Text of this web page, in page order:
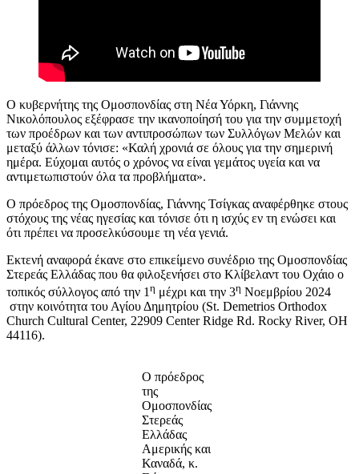
Ο κυβερνήτης της Ομοσπονδίας στη Νέα Υόρκη, Γιάννης
Νικολόπουλος εξέφρασε την ικανοποίησή του για την συμμετοχή
των προέδρων και των αντιπροσώπων των Συλλόγων Μελών και
μεταξύ άλλων τόνισε: «Καλή χρονιά σε όλους για την σημερινή
ημέρα. Εύχομαι αυτός ο χρόνος να είναι γεμάτος υγεία και να
αντιμετωπιστούν όλα τα προβλήματα».
Ο πρόεδρος της Ομοσπονδίας, Γιάννης Τσίγκας αναφέρθηκε στους
στόχους της νέας ηγεσίας και τόνισε ότι η ισχύς εν τη ενώσει και
ότι πρέπει να προσελκύσουμε τη νέα γενιά.
Εκτενή αναφορά έκανε στο επικείμενο συνέδριο της Ομοσπονδίας
Στερεάς Ελλάδας που θα φιλοξενήσει στο Κλίβελαντ του Οχάιο ο
τοπικός σύλλογος από την 1η μέχρι και την 3η Νοεμβρίου 2024
στην κοινότητα του Αγίου Δημητρίου (St. Demetrios Orthodox
Church Cultural Center, 22909 Center Ridge Rd. Rocky River, OH
44116).
Ο πρόεδρος
της
Ομοσπονδίας
Στερεάς
Ελλάδας
Αμερικής και
Καναδά, κ.